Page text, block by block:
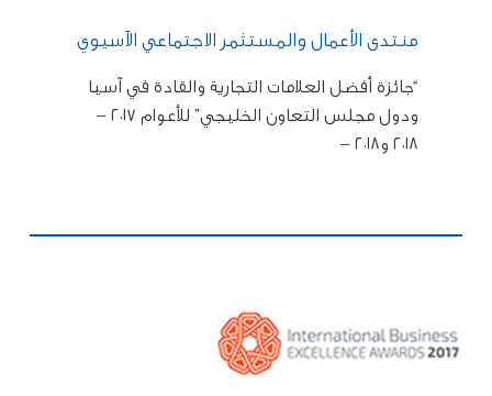
منتدى الأعمال والمستثمر الاجتماعي الآسيوي
“جائزة أفضل العلامات التجارية والقادة في آسيا
ودول مجلس التعاون الخليجي” للأعوام ٢٠١٧ –
٢٠١٨ و٢٠١٨ –